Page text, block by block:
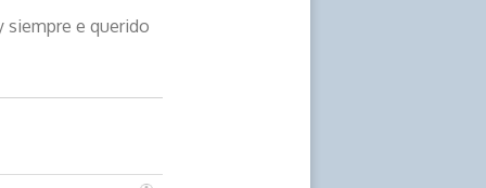
siempre e querido